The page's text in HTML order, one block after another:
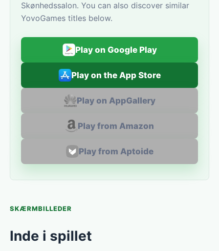
Skønhedssalon. You can also discover similar
YovoGames titles below.
Play on Google Play
Play on the App Store
Play on AppGallery
Play from Amazon
Play from Aptoide
SKÆRMBILLEDER
Inde i spillet